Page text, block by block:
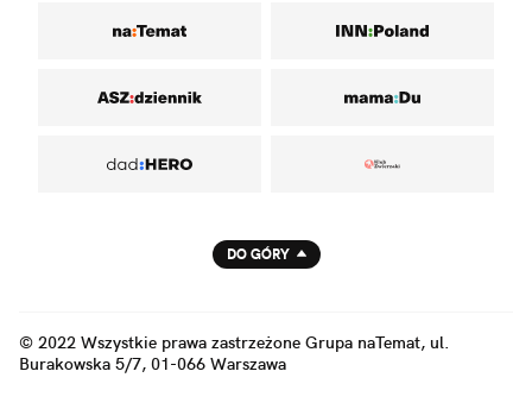
DO GÓRY
© 2022 Wszystkie prawa zastrzeżone Grupa naTemat, ul.
Burakowska 5/7, 01-066 Warszawa